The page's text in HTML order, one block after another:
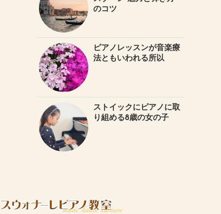
のコツ
ピアノレッスンが音楽療
法ともいわれる所以
ストイックにピアノに取
り組める8歳の女の子